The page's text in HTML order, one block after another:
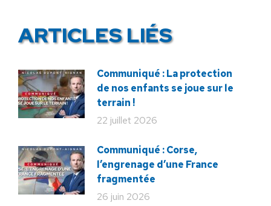
ARTICLES LIÉS
Communiqué : La protection
de nos enfants se joue sur le
terrain !
22 juillet 2026
Communiqué : Corse,
l’engrenage d’une France
fragmentée
26 juin 2026